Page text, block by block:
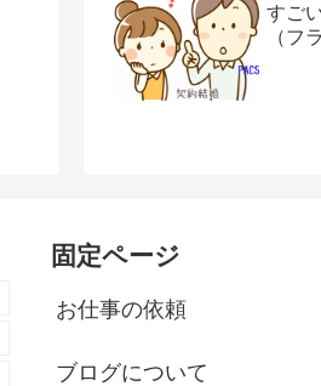
すご
（フ
固定ページ
お仕事の依頼
ブログについて